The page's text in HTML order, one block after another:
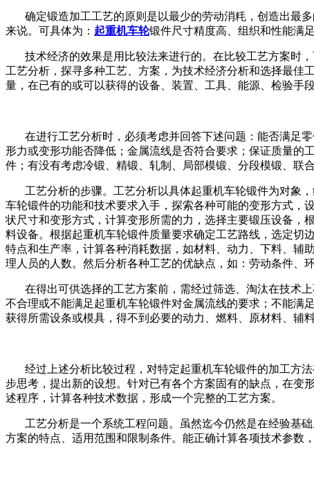
确定锻造加工工艺的原则是以最少的劳动消粍，创造出最
来说。可具体为： 起重机车轮锻件尺寸精度高、组织和性能满
技术经济的效果是用比较法来进行的。在比较工艺方案时
工艺分析，探寻多种工艺、方案，为技术经济分析和选择最佳
量，在已有的或可以获得的设备、装置、工具、能源、检验手
在进行工艺分析时，必须考虑并回答下述问题：能否满足
形力或变形功能否降低；金属流线是否符合要求；保证质量的
件；有没有考虑冷锻、精锻、轧制、局部模锻、分段模锻、联
工艺分析的步骤。工艺分析以具体起重机车轮锻件为对象
车轮锻件的功能和技术要求入手，探索各种可能的变形方式，
状尺寸和变形方式，计算变形所需的力，选择主要锻压设备，
料设备。根据起重机车轮锻件质量要求确定工艺路线，选定切
特点和生产率，计算各种消耗数据，如材料、动力、下料、辅
理人员的人数。然后分析各种工艺的优缺点，如：劳动条件、
在得出可供选择的工艺方案前，需经过筛选、淘汰在技术
不合理或不能满足起重机车轮锻件对金属流线的要求；不能满足
获得所需设条或模具，得不到必要的动力、燃料、原材料、辅
经过上述分析比较过程，对特定起重机车轮锻件的加工方
步思考，提出新的设想。针对已有各个方案固有的缺点，在变
述程序，计算各种技术数据，形成一个完整的工艺方案。
工艺分析是一个系统工程问题。虽然迄今仍然是在经验基
方案的特点、适用范围和限制条件。能正确计算各项技术参数